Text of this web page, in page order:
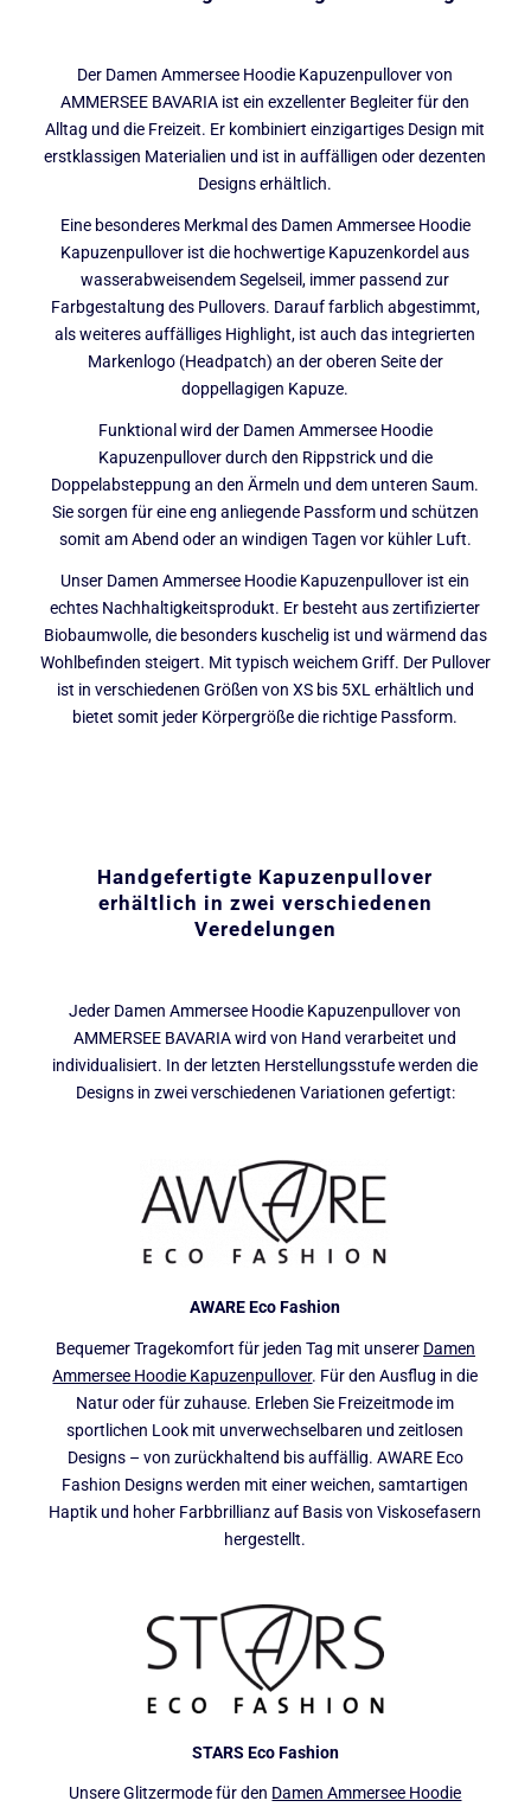
Der Damen Ammersee Hoodie Kapuzenpullover von
AMMERSEE BAVARIA ist ein exzellenter Begleiter für den
Alltag und die Freizeit. Er kombiniert einzigartiges Design mit
erstklassigen Materialien und ist in auffälligen oder dezenten
Designs erhältlich.
Eine besonderes Merkmal des Damen Ammersee Hoodie
Kapuzenpullover ist die hochwertige Kapuzenkordel aus
wasserabweisendem Segelseil, immer passend zur
Farbgestaltung des Pullovers. Darauf farblich abgestimmt,
als weiteres auffälliges Highlight, ist auch das integrierten
Markenlogo (Headpatch) an der oberen Seite der
doppellagigen Kapuze.
Funktional wird der Damen Ammersee Hoodie
Kapuzenpullover durch den Rippstrick und die
Doppelabsteppung an den Ärmeln und dem unteren Saum.
Sie sorgen für eine eng anliegende Passform und schützen
somit am Abend oder an windigen Tagen vor kühler Luft.
Unser Damen Ammersee Hoodie Kapuzenpullover ist ein
echtes Nachhaltigkeitsprodukt. Er besteht aus zertifizierter
Biobaumwolle, die besonders kuschelig ist und wärmend das
Wohlbefinden steigert. Mit typisch weichem Griff. Der Pullover
ist in verschiedenen Größen von XS bis 5XL erhältlich und
bietet somit jeder Körpergröße die richtige Passform.
Handgefertigte Kapuzenpullover
erhältlich in zwei verschiedenen
Veredelungen
Jeder Damen Ammersee Hoodie Kapuzenpullover von
AMMERSEE BAVARIA wird von Hand verarbeitet und
individualisiert. In der letzten Herstellungsstufe werden die
Designs in zwei verschiedenen Variationen gefertigt:
AWARE Eco Fashion
Bequemer Tragekomfort für jeden Tag mit unserer Damen
Ammersee Hoodie Kapuzenpullover. Für den Ausflug in die
Natur oder für zuhause. Erleben Sie Freizeitmode im
sportlichen Look mit unverwechselbaren und zeitlosen
Designs – von zurückhaltend bis auffällig. AWARE Eco
Fashion Designs werden mit einer weichen, samtartigen
Haptik und hoher Farbbrillianz auf Basis von Viskosefasern
hergestellt.
STARS Eco Fashion
Unsere Glitzermode für den Damen Ammersee Hoodie